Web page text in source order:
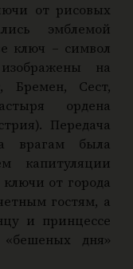
от рисовых
эмблемой
ключ – символ
на
Бремен, Сест,
ордена
Передача
врагам была
капитуляции
ключи от города
гостям, а
и принцессе
дня»